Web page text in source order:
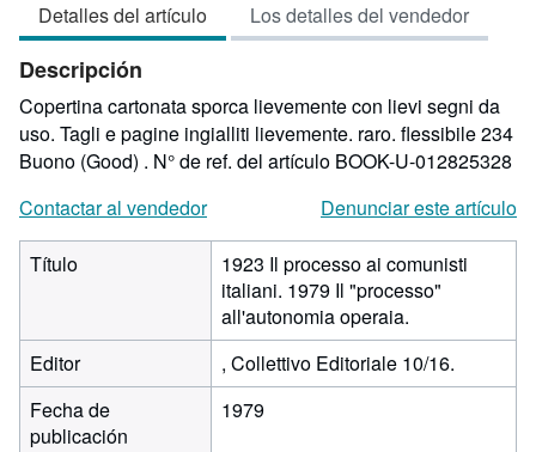
4
de
estrellas
Detalles del artículo Los detalles del vendedor
Descripción
Copertina cartonata sporca lievemente con lievi segni da
uso. Tagli e pagine ingialliti lievemente. raro. flessibile 234
Buono (Good) . N° de ref. del artículo BOOK-U-012825328
Contactar al vendedor
Denunciar este artículo
Título
1923 Il processo ai comunisti
italiani. 1979 Il "processo"
all'autonomia operaia.
Editor
, Collettivo Editoriale 10/16.
Fecha de
publicación
1979